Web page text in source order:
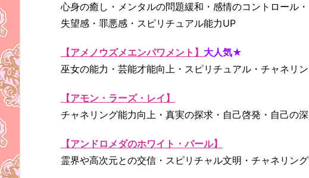
心身の癒し・メンタルの問題緩和・感情のコントロール・
失望感・罪悪感・スピリチュアル能力UP
【アメノウズメエンパワメント】 大人気★
巫女の能力・芸能才能向上・スピリチュアル・チャネリ
【アモン・ラーズ・レイ】
チャネリング能力向上・真実の探求・自己啓発・自己の
【アンドロメダのホワイト・パール】
霊界や高次元との交信・スピリチャル文明・チャネリン